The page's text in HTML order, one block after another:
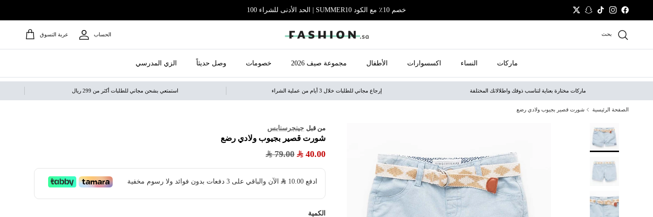
انتقل إلى المحتوى
Facebook
Instagram
TikTok
Snapchat
Twitter خصم 10٪ مع الكود SUMMER10 | الحد الأدنى للشراء 100
بحث الحساب عربة التسوق
ماركات النساء اكسسوارات الأطفال مجموعة صيف 2026 خصومات وصل حديثاً الزي المدرسي
ماركات مختارة بعناية لتناسب ذوقك واطلالاتك المختلفة إرجاع مجاني للطلبات خلال 3 أيام من عملية الشراء استمتعي بشحن مجاني للطلبات أكثر من 299 ريال
الصفحة الرئيسية شورت قصير بجيوب ولادي رضع
من قبل جينجرسنابس
شورت قصير بجيوب ولادي رضع
40.00
79.00
ادفع 10.00 ​ الآن والباقي على 3 دفعات بدون فوائد ولا رسوم مخفية
الكمية